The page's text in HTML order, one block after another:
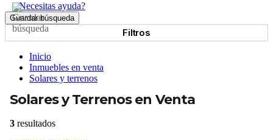
¿Necesitas ayuda?
Guardar búsqueda
Filtros
Inicio
Inmuebles en venta
Solares y terrenos
Solares y Terrenos en Venta
3 resultados